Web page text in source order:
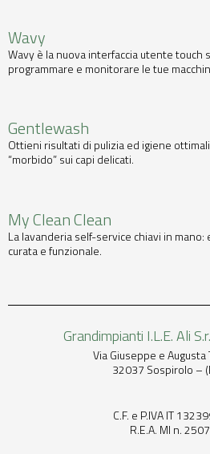
Wavy
Wavy è la nuova interfaccia utente touch
programmare e monitorare le tue
Gentlewash
Ottieni risultati di pulizia ed igiene
“morbido” sui capi delicati.
My Clean Clean
La lavanderia self-service chiavi in
curata e funzionale.
Grandimpianti I.L.E. Ali
Via Giuseppe e
32037 Sospirolo –
C.F. e P.IVA IT
R.E.A. MI n.